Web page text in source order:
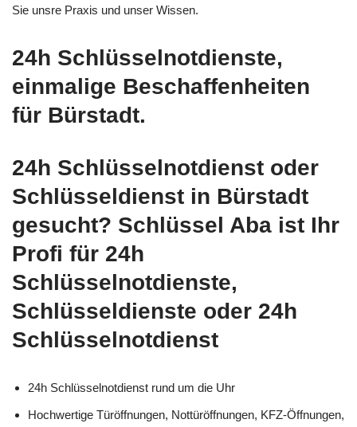
Sie unsre Praxis und unser Wissen.
24h Schlüsselnotdienste,
einmalige Beschaffenheiten
für Bürstadt.
24h Schlüsselnotdienst oder
Schlüsseldienst in Bürstadt
gesucht? Schlüssel Aba ist Ihr
Profi für 24h
Schlüsselnotdienste,
Schlüsseldienste oder 24h
Schlüsselnotdienst
24h Schlüsselnotdienst rund um die Uhr
Hochwertige Türöffnungen, Nottüröffnungen, KFZ-Öffnungen,